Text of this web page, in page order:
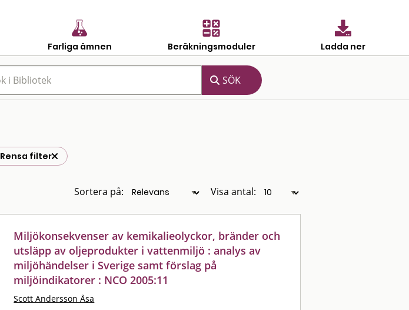
Farliga ämnen Beräkningsmoduler Ladda ner
Rensa filter
Sortera på: Visa antal:
Miljökonsekvenser av kemikalieolyckor, bränder och
utsläpp av oljeprodukter i vattenmiljö : analys av
miljöhändelser i Sverige samt förslag på
miljöindikatorer : NCO 2005:11
Scott Andersson Åsa